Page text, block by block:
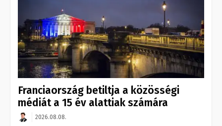
Franciaország betiltja a közösségi
médiát a 15 év alattiak számára
2026.08.08.